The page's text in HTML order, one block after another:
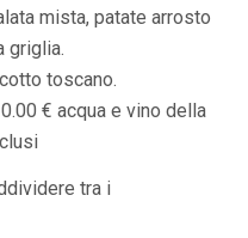
mista, patate arrosto
griglia.
toscano.
€ acqua e vino della
tra i